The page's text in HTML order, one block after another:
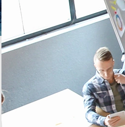
ÉTAT DES ROUTES
Mesurer la
en hiver pour